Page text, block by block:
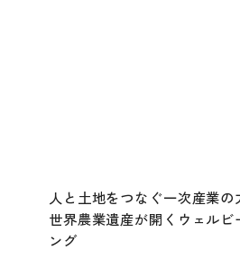
人と土地をつなぐ一次産業
世界農業遺産が開くウェルビ
ング